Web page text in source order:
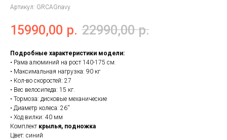
Артикул: GRCAGnavy
15990,00 р. 22990,00 р.
Подробные характеристики модели:
• Рама алюминий на рост 140-175 см.
• Максимальная нагрузка: 90 кг
• Кол-во скоростей: 27
• Вес велосипеда: 15 кг.
• Тормоза: дисковые механические
• Диаметр колеса: 26''
• Ход вилки: 40 мм
Комплект крылья, подножка
Цвет: синий